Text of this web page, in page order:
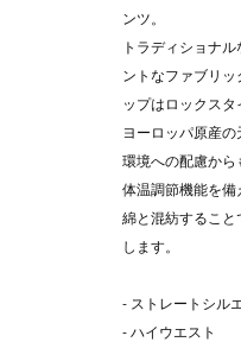
ンツ。
トラディショナ
ントなファブリ
ップはロックスタ
ヨーロッパ原産
環境への配慮から
体温調節機能を備
綿と混紡するこ
します。
- ストレートシル
- ハイウエスト